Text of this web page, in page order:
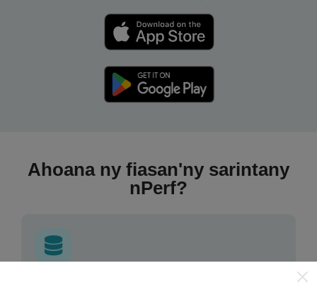
Ahoana ny fiasan'ny sarintany
nPerf?